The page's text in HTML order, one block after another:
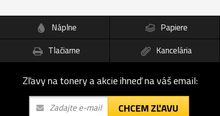
Náplne
Papiere
Tlačiarne
Kancelária
Zľavy na tonery a akcie ihneď na váš email:
CHCEM ZĽAVU